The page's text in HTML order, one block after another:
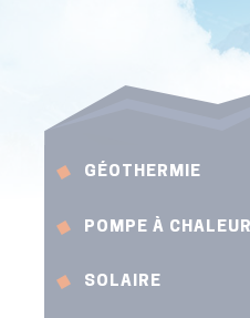
GÉOTHERMIE
POMPE À CHALEUR
SOLAIRE